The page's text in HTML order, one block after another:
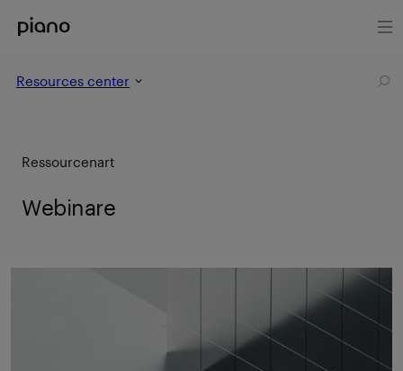
Resources center
Ressourcenart
Webinare